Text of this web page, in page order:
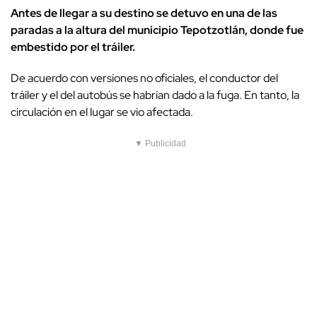
Antes de llegar a su destino se detuvo en una de las
paradas a la altura del municipio Tepotzotlán, donde fue
embestido por el tráiler.
De acuerdo con versiones no oficiales, el conductor del
tráiler y el del autobús se habrían dado a la fuga. En tanto, la
circulación en el lugar se vio afectada.
▼ Publicidad